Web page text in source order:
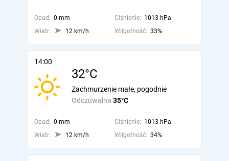
Opad: 0 mm Ciśnienie: 1013 hPa
Wiatr:
12 km/h Wilgotność: 33%
14:00
32°C
Odczuwalna 35°C
Zachmurzenie małe, pogodnie
Opad: 0 mm Ciśnienie: 1013 hPa
Wiatr:
12 km/h Wilgotność: 34%